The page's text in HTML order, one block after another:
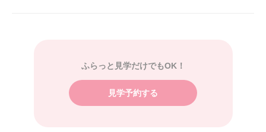
ふらっと見学だけでもOK！
見学予約する